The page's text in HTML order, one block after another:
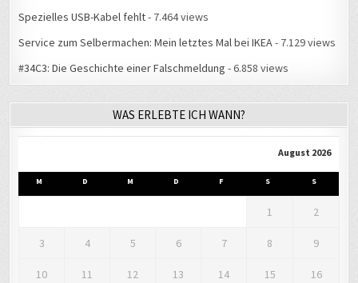
Spezielles USB-Kabel fehlt- 7.464 views
Service zum Selbermachen: Mein letztes Mal bei IKEA- 7.129 views
#34C3: Die Geschichte einer Falschmeldung - 6.858 views
WAS ERLEBTE ICH WANN?
August 2026
M D M D F S S
1 2
3 4 5 6 7 8 9
10 11 12 13 14 15 16